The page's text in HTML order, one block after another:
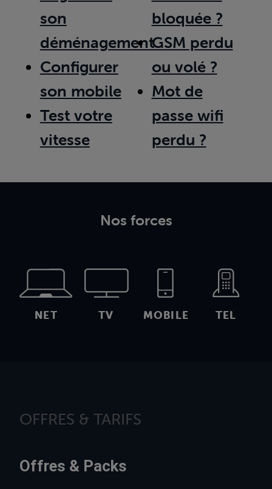
son
déménagement
Configurer
son mobile
Test votre
vitesse
bloquée ?
GSM perdu
ou volé ?
Mot de
passe wifi
perdu ?
Nos forces
NET TV MOBILE TEL
OFFRES & TARIFS
Offres & Packs